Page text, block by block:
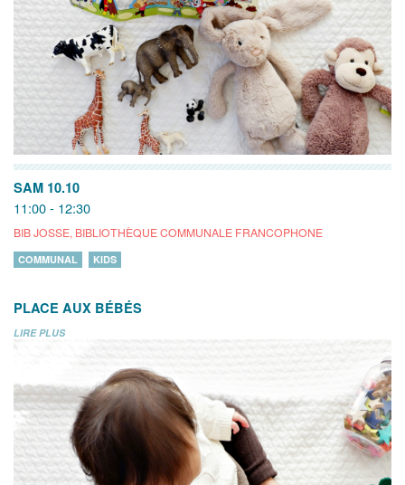
SAM 10.10
11:00 - 12:30
BIB JOSSE, BIBLIOTHÈQUE COMMUNALE FRANCOPHONE
COMMUNAL KIDS
PLACE AUX BÉBÉS
LIRE PLUS